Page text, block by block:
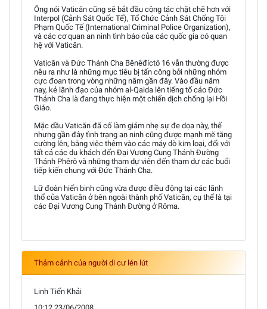
Ông nói Vaticăn cũng sẽ bắt đầu cộng tác chặt chẽ hơn với
Interpol (Cảnh Sát Quốc Tế), Tổ Chức Cảnh Sát Chống Tội
Phạm Quốc Tế (International Criminal Police Organization),
và các cơ quan an ninh tình báo của các quốc gia có quan
hệ với Vaticăn.
Vaticăn và Đức Thánh Cha Bênêđíctô 16 vẫn thường được
nêu ra như là những mục tiêu bị tấn công bởi những nhóm
cực đoan trong vòng những năm gần đây. Vào đầu năm
nay, kẻ lãnh đạo của nhóm al-Qaida lên tiếng tố cáo Đức
Thánh Cha là đang thực hiện một chiến dịch chống lại Hồi
Giáo.
Mặc dầu Vaticăn đã cố làm giảm nhẹ sự đe dọa này, thế
nhưng gần đây tình trạng an ninh cũng được mạnh mẽ tăng
cường lên, bằng việc thêm vào các máy dò kim loại, đối với
tất cả các du khách đến Đại Vương Cung Thánh Đường
Thánh Phêrô và những tham dự viên đến tham dự các buổi
tiếp kiến chung với Đức Thánh Cha.
Lữ đoàn hiến binh cũng vừa được điều động tại các lãnh
thổ của Vaticăn ở bên ngoài thành phố Vaticăn, cụ thể là tại
các Đại Vương Cung Thánh Đường ở Rôma.
Thảm cảnh của người di cư lén lút
Linh Tiến Khải